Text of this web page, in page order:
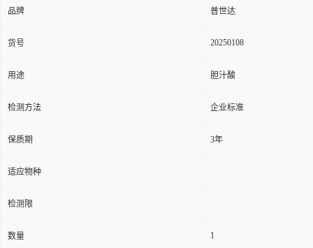
品牌 普世达
货号 20250108
用途 胆汁酸
检测方法 企业标准
保质期 3年
适应物种
检测限
数量 1